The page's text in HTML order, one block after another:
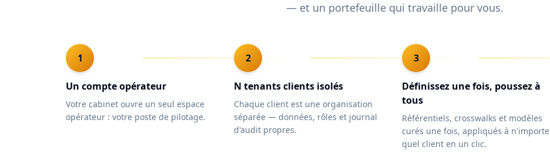
— et un portefeuille qui travaille pour vous.
1
Un compte opérateur
Votre cabinet ouvre un seul espace
opérateur : votre poste de pilotage.
2
N tenants clients isolés
Chaque client est une organisation
séparée — données, rôles et journal
d'audit propres.
3
Définissez une fois, poussez à
tous
Référentiels, crosswalks et modèles
curés une fois, appliqués à n'importe
quel client en un clic.